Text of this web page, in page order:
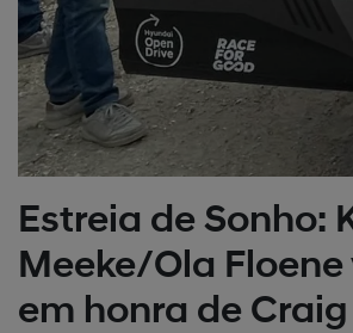
Estreia de Sonho:
Meeke/Ola
em honra de